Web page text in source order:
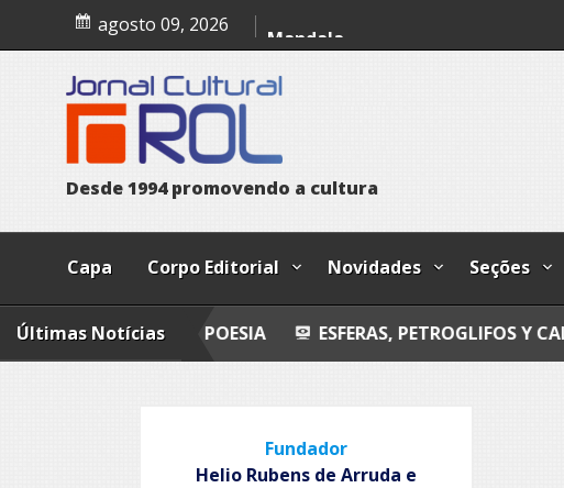
content
agosto 09, 2026
Desde1994 promovendo a cultura
Capa Corpo Editorial Novidades Seções
Últimas Notícias
POESIA ESFERAS, PETROGLIFOS Y CALZADAS
Fundador
Helio Rubens de Arruda e